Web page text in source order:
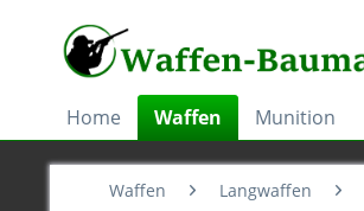
Home Waffen Munition
Waffen Langwaffen